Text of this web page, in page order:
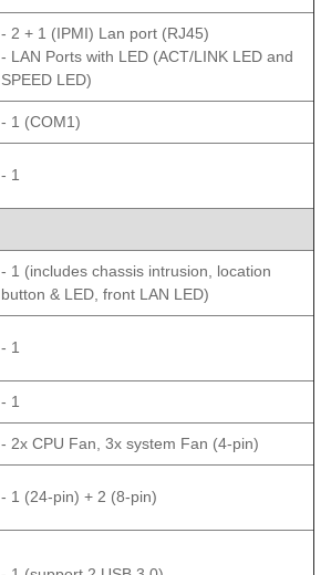
- 2 + 1 (IPMI) Lan port (RJ45)
- LAN Ports with LED (ACT/LINK LED and
SPEED LED)
- 1 (COM1)
- 1
- 1 (includes chassis intrusion, location
button & LED, front LAN LED)
- 1
- 1
- 2x CPU Fan, 3x system Fan (4-pin)
- 1 (24-pin) + 2 (8-pin)